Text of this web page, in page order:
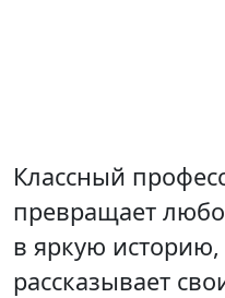
Классный
превращает
в яркую
рассказывает